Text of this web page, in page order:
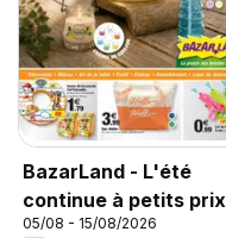
BazarLand - L'été
continue à petits prix
05/08 - 15/08/2026